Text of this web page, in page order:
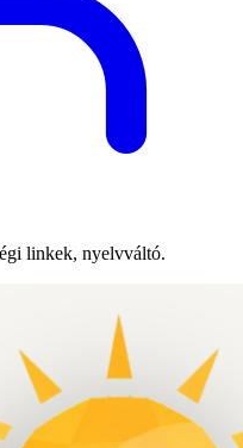
linkek, nyelvváltó.